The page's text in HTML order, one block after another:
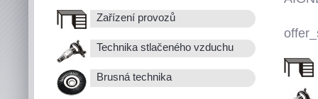
Zařízení provozů
Technika stlačeného vzduchu
Brusná technika